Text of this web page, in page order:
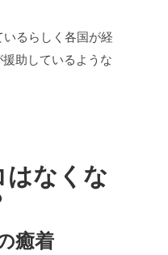
るらしく各国が経
助しているような
はなくな
癒着